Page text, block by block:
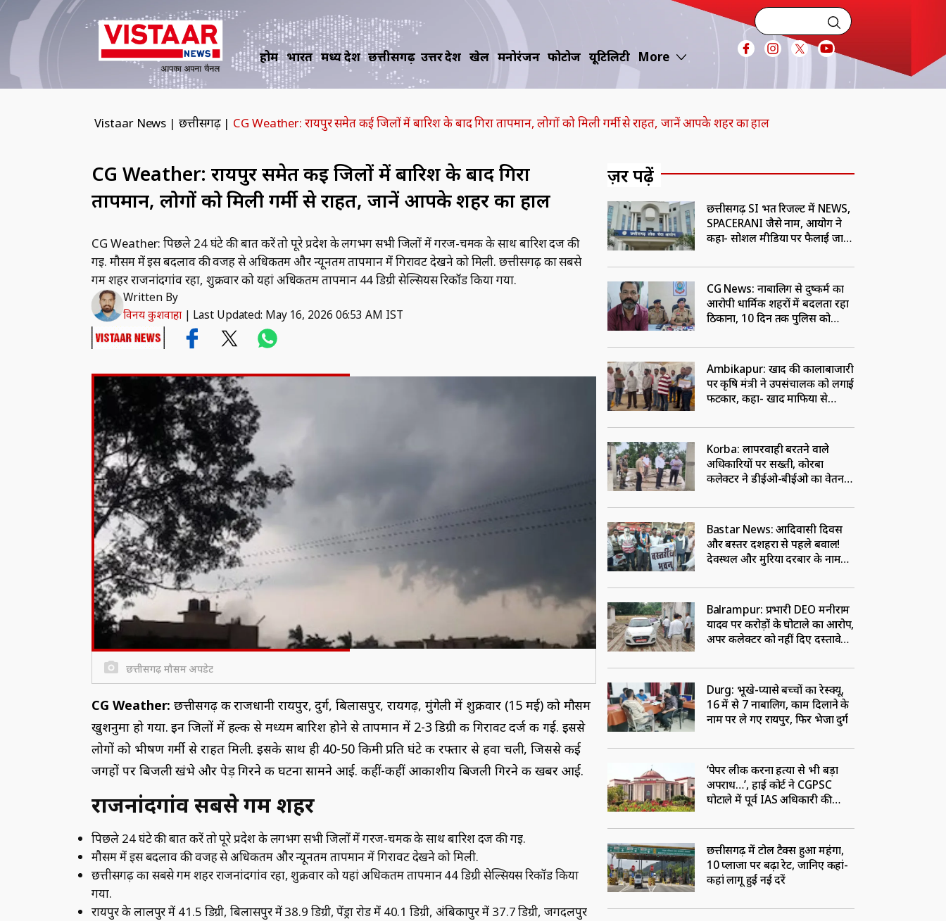
होम भारत मध्य प्रदेश छत्तीसगढ़ उत्तर प्रदेश खेल मनोरंजन फोटोज यूटिलिटी More
Vistaar News | छत्तीसगढ़ | CG Weather: रायपुर समेत कई जिलों में बारिश के बाद गिरा तापमान, लोगों को मिली गर्मी से राहत, जानें आपके शहर का हाल
CG Weather: रायपुर समेत कई जिलों में बारिश के बाद गिरा
तापमान, लोगों को मिली गर्मी से राहत, जानें आपके शहर का हाल
CG Weather: पिछले 24 घंटे की बात करें तो पूरे प्रदेश के लगभग सभी जिलों में गरज-चमक के साथ बारिश दर्ज की
गई. मौसम में इस बदलाव की वजह से अधिकतम और न्यूनतम तापमान में गिरावट देखने को मिली. छत्तीसगढ़ का सबसे
गर्म शहर राजनांदगांव रहा, शुक्रवार को यहां अधिकतम तापमान 44 डिग्री सेल्सियस रिकॉर्ड किया गया.
Written By
विनय कुशवाहा| Last Updated: May 16, 2026 06:53 AM IST
छत्तीसगढ़ मौसम अपडेट
CG Weather: छत्तीसगढ़ की राजधानी रायपुर, दुर्ग, बिलासपुर, रायगढ़, मुंगेली में शुक्रवार (15 मई) को मौसम
खुशनुमा हो गया. इन जिलों में हल्की से मध्यम बारिश होने से तापमान में 2-3 डिग्री की गिरावट दर्ज की गई. इससे
लोगों को भीषण गर्मी से राहत मिली. इसके साथ ही 40-50 किमी प्रति घंटे की रफ्तार से हवा चली, जिससे कई
जगहों पर बिजली खंभे और पेड़ गिरने की घटना सामने आई. कहीं-कहीं आकाशीय बिजली गिरने की खबर आई.
राजनांदगांव सबसे गर्म शहर
पिछले 24 घंटे की बात करें तो पूरे प्रदेश के लगभग सभी जिलों में गरज-चमक के साथ बारिश दर्ज की गई.
मौसम में इस बदलाव की वजह से अधिकतम और न्यूनतम तापमान में गिरावट देखने को मिली.
छत्तीसगढ़ का सबसे गर्म शहर राजनांदगांव रहा, शुक्रवार को यहां अधिकतम तापमान 44 डिग्री सेल्सियस रिकॉर्ड किया
गया.
रायपुर के लालपुर में 41.5 डिग्री, बिलासपुर में 38.9 डिग्री, पेंड्रा रोड में 40.1 डिग्री, अंबिकापुर में 37.7 डिग्री, जगदलपुर
ज़रूर पढ़ें
छत्तीसगढ़ SI भर्ती रिजल्ट में NEWS,
SPACERANI जैसे नाम, आयोग ने
कहा- सोशल मीडिया पर फैलाई जा
CG News: नाबालिग से दुष्कर्म का
आरोपी धार्मिक शहरों में बदलता रहा
ठिकाना, 10 दिन तक पुलिस को
Ambikapur: खाद की कालाबाजारी
पर कृषि मंत्री ने उपसंचालक को लगाई
फटकार, कहा- खाद माफिया से
Korba: लापरवाही बरतने वाले
अधिकारियों पर सख्ती, कोरबा
कलेक्टर ने डीईओ-बीईओ का वेतन
Bastar News: आदिवासी दिवस
और बस्तर दशहरा से पहले बवाल!
देवस्थल और मुरिया दरबार के नाम
Balrampur: प्रभारी DEO मनीराम
यादव पर करोड़ों के घोटाले का आरोप,
अपर कलेक्टर को नहीं दिए दस्तावेज,
Durg: भूखे-प्यासे बच्चों का रेस्क्यू,
16 में से 7 नाबालिग, काम दिलाने के
नाम पर ले गए रायपुर, फिर भेजा दुर्ग
‘पेपर लीक करना हत्या से भी बड़ा
अपराध…’, हाई कोर्ट ने CGPSC
घोटाले में पूर्व IAS अधिकारी की
छत्तीसगढ़ में टोल टैक्स हुआ महंगा,
10 प्लाजा पर बढ़ा रेट, जानिए कहां-
कहां लागू हुईं नई दरें